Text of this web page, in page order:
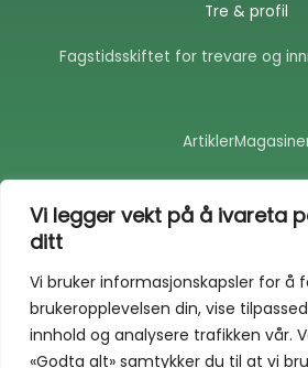
Vi legger vekt på å ivareta
ditt
Vi bruker informasjonskapsler for å
brukeropplevelsen din, vise
innhold og analysere trafikken vår.
«Godta alt» samtykker du til at vi
Tre & profil
Fagstidsskiftet for trevare og
Artikler
a
c
o
o
k
-
f
n
v
o
p
e